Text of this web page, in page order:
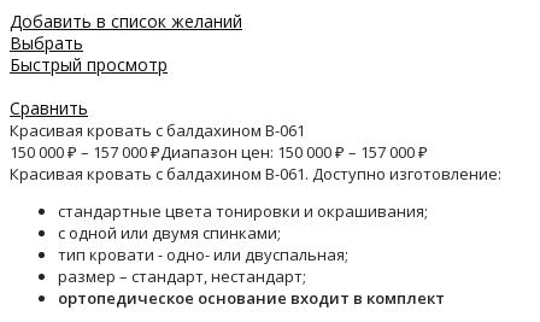
Добавить в список желаний
Выбрать
Быстрый просмотр
Сравнить
Красивая кровать с балдахином B-061
150 000₽ – 157 000₽Диапазон цен: 150 000 ₽ – 157 000 ₽
Красивая кровать с балдахином B-061. Доступно изготовление:
стандартные цвета тонировки и окрашивания;
с одной или двумя спинками;
тип кровати - одно- или двуспальная;
размер – стандарт, нестандарт;
ортопедическое основание входит в комплект